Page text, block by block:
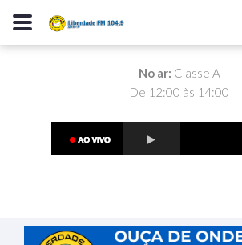
No ar: Classe A
De 12:00 às 14:00